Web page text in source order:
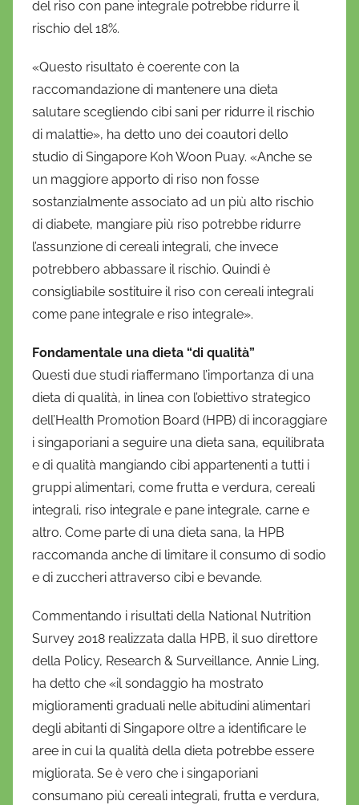
del riso con pane integrale potrebbe ridurre il
rischio del 18%.
«Questo risultato è coerente con la
raccomandazione di mantenere una dieta
salutare scegliendo cibi sani per ridurre il rischio
di malattie», ha detto uno dei coautori dello
studio di Singapore Koh Woon Puay. «Anche se
un maggiore apporto di riso non fosse
sostanzialmente associato ad un più alto rischio
di diabete, mangiare più riso potrebbe ridurre
l’assunzione di cereali integrali, che invece
potrebbero abbassare il rischio. Quindi è
consigliabile sostituire il riso con cereali integrali
come pane integrale e riso integrale».
Fondamentale una dieta “di qualità”
Questi due studi riaffermano l’importanza di una
dieta di qualità, in linea con l’obiettivo strategico
dell’Health Promotion Board (HPB) di incoraggiare
i singaporiani a seguire una dieta sana, equilibrata
e di qualità mangiando cibi appartenenti a tutti i
gruppi alimentari, come frutta e verdura, cereali
integrali, riso integrale e pane integrale, carne e
altro. Come parte di una dieta sana, la HPB
raccomanda anche di limitare il consumo di sodio
e di zuccheri attraverso cibi e bevande.
Commentando i risultati della National Nutrition
Survey 2018 realizzata dalla HPB, il suo direttore
della Policy, Research & Surveillance, Annie Ling,
ha detto che «il sondaggio ha mostrato
miglioramenti graduali nelle abitudini alimentari
degli abitanti di Singapore oltre a identificare le
aree in cui la qualità della dieta potrebbe essere
migliorata. Se è vero che i singaporiani
consumano più cereali integrali, frutta e verdura,